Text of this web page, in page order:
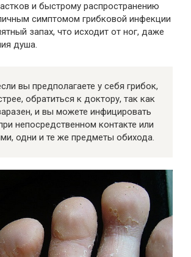
и быстрому распространению
симптомом грибковой инфекции
запах, что исходит от ног, даже
душа.
вы предполагаете у себя грибок,
обратиться к доктору, так как
и вы можете инфицировать
непосредственном контакте или
одни и те же предметы обихода.